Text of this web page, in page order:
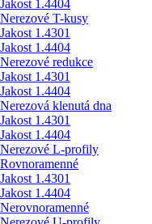
Jakost 1.4404
Nerezové T-kusy
Jakost 1.4301
Jakost 1.4404
Nerezové redukce
Jakost 1.4301
Jakost 1.4404
Nerezová klenutá dna
Jakost 1.4301
Jakost 1.4404
Nerezové L-profily
Rovnoramenné
Jakost 1.4301
Jakost 1.4404
Nerovnoramenné